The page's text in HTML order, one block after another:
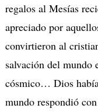
regalos al Mesías
apreciado por
convirtieron al
salvación del mundo
cósmico… Dios
mundo respondió